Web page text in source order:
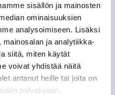
sisällön ja mainosten
ominaisuuksien
analysoimiseen. Lisäksi
ja analytiikka-
siitä, miten käytät
voivat yhdistää näitä
antanut heille tai joita on
palvelujaan.
7.8. 18:30